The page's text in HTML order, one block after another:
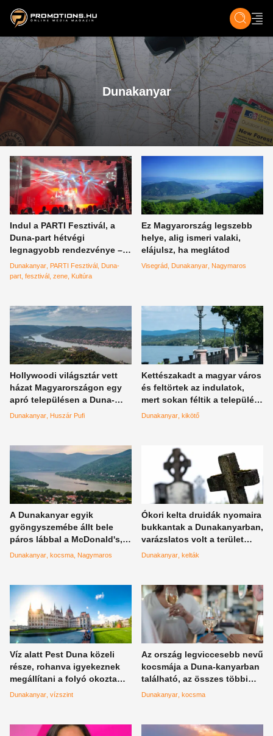
ZENE, FILM & KULT ÉLET TECH &
Dunakanyar
Indul a PARTI Fesztivál, a
Duna-part hétvégi
legnagyobb rendezvénye –
meglepetések és fontos
információk cikkünkben
Dunakanyar PARTI Fesztivál Duna-
part fesztivál zene Kultúra
Ez Magyarország legszebb
helye, alig ismeri valaki,
elájulsz, ha meglátod
Visegrád Dunakanyar Nagymaros
Hollywoodi világsztár vett
házat Magyarországon egy
apró településen a Duna-
parton, most eladó a
Dunakanyar Huszár Pufi
Kettészakadt a magyar város
és feltörtek az indulatok,
mert sokan féltik a település
legnagyobb kincsét
Dunakanyar kikötő
A Dunakanyar egyik
gyöngyszemébe állt bele
páros lábbal a McDonald's,
fenyegető ügyvédi levelet
Dunakanyar kocsma Nagymaros
Ókori kelta druidák nyomaira
bukkantak a Dunakanyarban,
varázslatos volt a terület
Római Birodalom idejében
Dunakanyar kelták
Víz alatt Pest Duna közeli
része, rohanva igyekeznek
megállítani a folyó okozta
károkat
Dunakanyar vízszint
Az ország legviccesebb nevű
kocsmája a Duna-kanyarban
található, az összes többi
helyezett beláthatatlan
Dunakanyar kocsma